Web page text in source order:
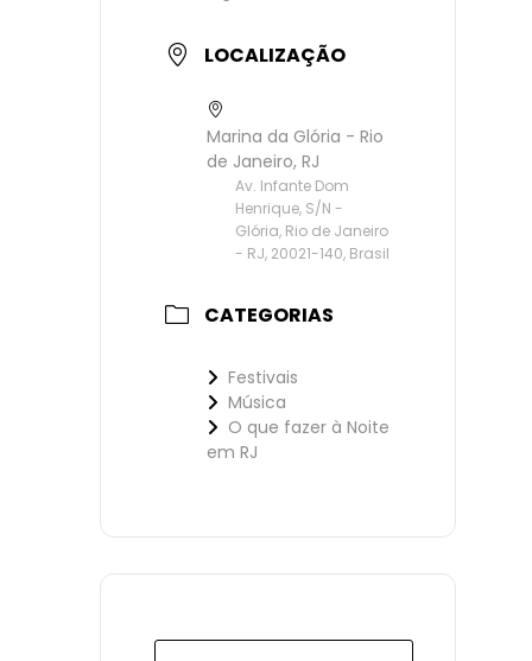
LOCALIZAÇÃO
Marina da Glória - Rio
de Janeiro, RJ
Av. Infante Dom
Henrique, S/N -
Glória, Rio de Janeiro
- RJ, 20021-140, Brasil
CATEGORIAS
Festivais
Música
O que fazer à Noite
em RJ